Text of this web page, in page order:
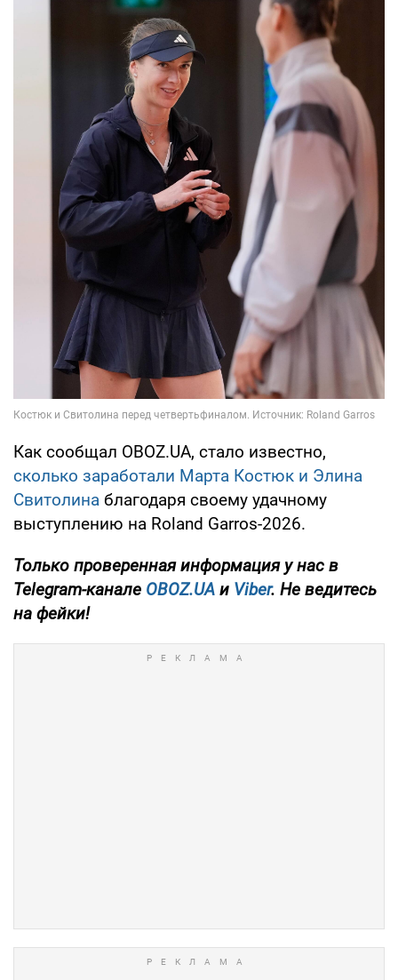
Как сообщал OBOZ.UA, стало известно,
сколько заработали Марта Костюк и Элина
Свитолина благодаря своему удачному
выступлению на Roland Garros-2026.
Только проверенная информация у нас в
Telegram-канале OBOZ.UA и Viber. Не ведитесь
на фейки!